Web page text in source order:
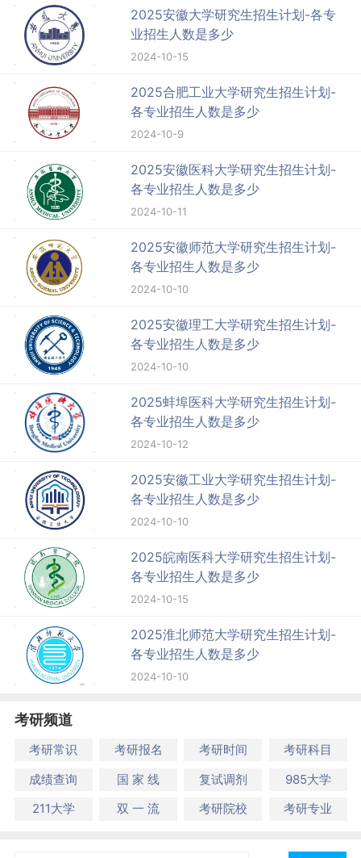
2025安徽大学研究生招生计划-各专
业招生人数是多少
2024-10-15
2025合肥工业大学研究生招生计划-
各专业招生人数是多少
2024-10-9
2025安徽医科大学研究生招生计划-
各专业招生人数是多少
2024-10-11
2025安徽师范大学研究生招生计划-
各专业招生人数是多少
2024-10-10
2025安徽理工大学研究生招生计划-
各专业招生人数是多少
2024-10-10
2025蚌埠医科大学研究生招生计划-
各专业招生人数是多少
2024-10-12
2025安徽工业大学研究生招生计划-
各专业招生人数是多少
2024-10-10
2025皖南医科大学研究生招生计划-
各专业招生人数是多少
2024-10-15
2025淮北师范大学研究生招生计划-
各专业招生人数是多少
2024-10-10
考研频道
考研常识 考研报名 考研时间
考研科目
成绩查询
国 家 线 复试调剂
985大学
211大学
双 一 流 考研院校 考研专业